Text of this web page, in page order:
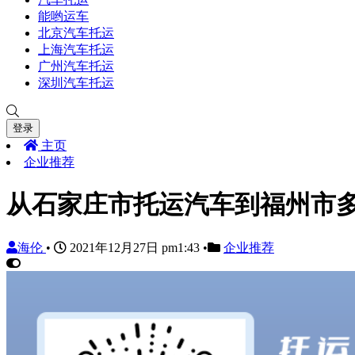
能哟运车
北京汽车托运
上海汽车托运
广州汽车托运
深圳汽车托运
登录
主页
企业推荐
从石家庄市托运汽车到福州市
海伦 • 2021年12月27日 pm1:43 • 企业推荐